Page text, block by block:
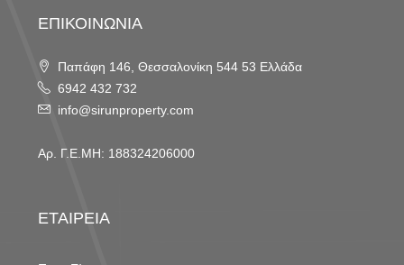
ΕΠΙΚΟΙΝΩΝΙΑ
Παπάφη 146, Θεσσαλονίκη 544 53 Ελλάδα
6942 432 732
info@sirunproperty.com
Αρ. Γ.Ε.ΜΗ: 188324206000
ΕΤΑΙΡΕΙΑ